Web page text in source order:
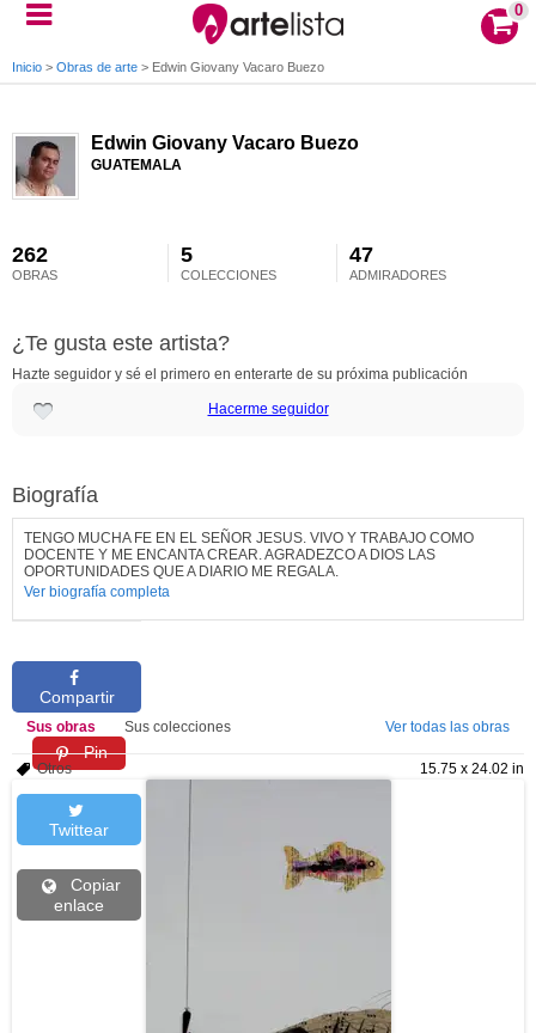
0
Inicio > Obras de arte > Edwin Giovany Vacaro Buezo
Edwin Giovany Vacaro Buezo
GUATEMALA
262
OBRAS
5
COLECCIONES
47
ADMIRADORES
¿Te gusta este artista?
Hazte seguidor y sé el primero en enterarte de su próxima publicación
Hacerme seguidor
Biografía
TENGO MUCHA FE EN EL SEÑOR JESUS. VIVO Y TRABAJO COMO
DOCENTE Y ME ENCANTA CREAR. AGRADEZCO A DIOS LAS
OPORTUNIDADES QUE A DIARIO ME REGALA.
Ver biografía completa
Compartir
Pin
Twittear
Copiar
enlace
Sus obras Sus colecciones Ver todas las obras
15.75 x 24.02 in
Otros